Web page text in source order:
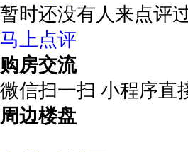
暂时还没有人来点评
马上点评
购房交流
微信扫一扫 小程序直
周边楼盘